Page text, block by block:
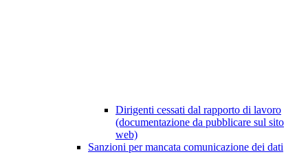
Dirigenti cessati dal rapporto di lavoro
(documentazione da pubblicare sul sito
web)
Sanzioni per mancata comunicazione dei dati